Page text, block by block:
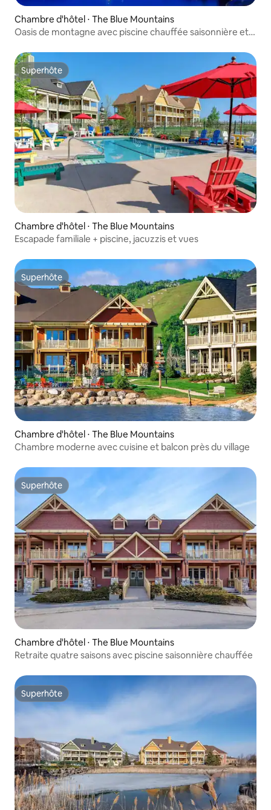
Chambre d'hôtel ⋅ The Blue Mountains
Oasis de montagne avec piscine chauffée saisonnière et
Superhôte
Superhôte
Chambre d'hôtel ⋅ The Blue Mountains
Escapade familiale + piscine, jacuzzis et vues
Superhôte
Superhôte
Chambre d'hôtel ⋅ The Blue Mountains
Chambre moderne avec cuisine et balcon près du village
Superhôte
Superhôte
Chambre d'hôtel ⋅ The Blue Mountains
Retraite quatre saisons avec piscine saisonnière chauffée
Superhôte
Superhôte